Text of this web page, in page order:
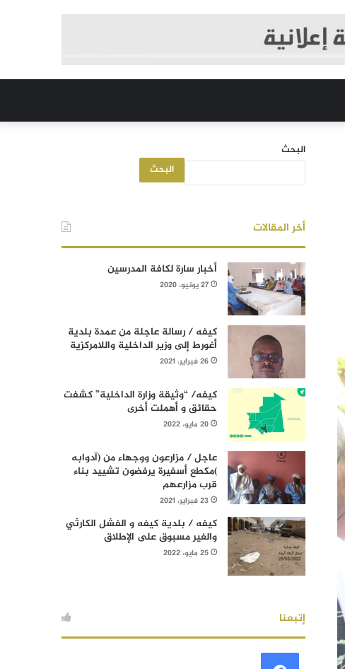
البحث
البحث
أخر المقالات
أخبار سارة لكافة المدرسين
27 يونيو، 2020
كيفه / رسالة عاجلة من عمدة بلدية
أغورط إلى وزير الداخلية واللامركزية
26 فبراير، 2021
كيفه/ “وثيقة وزارة الداخلية” كشفت
حقائق و أهملت أخرى
20 مايو، 2022
عاجل / مزارعون ووجهاء من (آدوابه
)مكطع أسفيرة يرفضون تشييد بناء
قرب مزارعهم
23 فبراير، 2021
كيفه / بلدية كيفه و الفشل الكارثي
والغير مسبوق على الإطلاق
25 مايو، 2022
إتبعنا